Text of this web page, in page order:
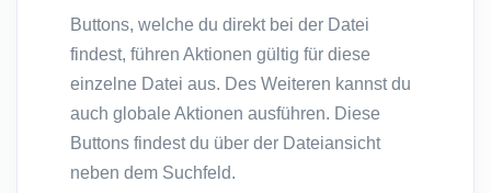
Buttons, welche du direkt bei der Datei
findest, führen Aktionen gültig für diese
einzelne Datei aus. Des Weiteren kannst du
auch globale Aktionen ausführen. Diese
Buttons findest du über der Dateiansicht
neben dem Suchfeld.